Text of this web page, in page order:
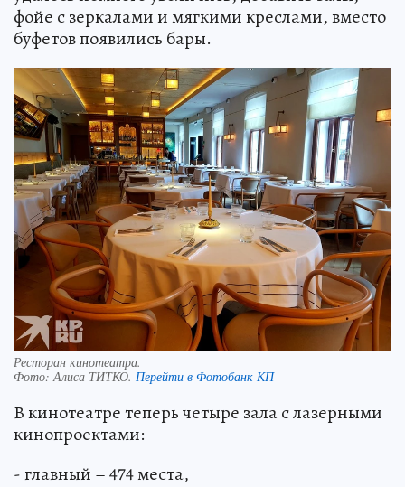
фойе с зеркалами и мягкими креслами, вместо
буфетов появились бары.
Ресторан кинотеатра.
Фото:Алиса ТИТКО. Перейти в Фотобанк КП
В кинотеатре теперь четыре зала с лазерными
кинопроектами:
- главный – 474 места,